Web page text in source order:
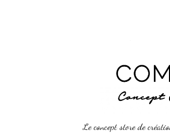
Le concept store de